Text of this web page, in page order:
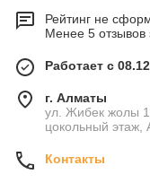
Рейтинг не
Менее 5 отзывов
Работает с
г. Алматы
ул. Жибек жолы
цокольный этаж,
Контакты